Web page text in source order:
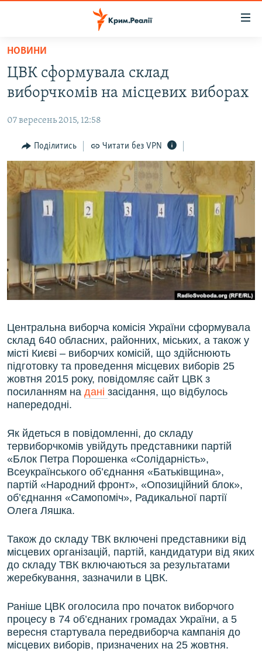
Перейти
основного
матеріалу
Перейти
до
навігації
Перейти
до
пошуку
ВОДА.КРИМ
ВІДЕО ТА ФОТО
ПОЛІТИКА
БЛОГИ
ПОГЛЯД
ІНТЕРВ'Ю
ВСЕ ЗА ДЕНЬ
СПЕЦПРОЕКТИ
ДЕПОРТАЦІЯ
ВІДЕОУРОКИ «ELIFBE»
СВІДЧЕННЯ ОКУПАЦІЇ
ІНФОГРАФІКА
ЯК ОБІЙТИ БЛОКУВАННЯ
Русский
Qırımtatar
ДОЛУЧАЙСЯ!
Усі сайти RFE/RL
НОВИНИ
ЦВК сформувала склад
виборчкомів на місцевих виборах
07 вересень 2015, 12:58
Поділитись Читати без VPN
Центральна виборча комісія України сформувала
склад 640 обласних, районних, міських, а також у
місті Києві – виборчих комісій, що здійснюють
підготовку та проведення місцевих виборів 25
жовтня 2015 року, повідомляє сайт ЦВК з
посиланням на дані засідання, що відбулось
напередодні.
Як йдеться в повідомленні, до складу
тервиборчкомів увійдуть представники партій
«Блок Петра Порошенка «Солідарність»,
Всеукраїнського об’єднання «Батьківщина»,
партій «Народний фронт», «Опозиційний блок»,
об’єднання «Самопоміч», Радикальної партії
Олега Ляшка.
Також до складу ТВК включені представники від
місцевих організацій, партій, кандидатури від яких
до складу ТВК включаються за результатами
жеребкування, зазначили в ЦВК.
Раніше ЦВК оголосила про початок виборчого
процесу в 74 об’єднаних громадах України, а 5
вересня стартувала передвиборча кампанія до
місцевих виборів, призначених на 25 жовтня.